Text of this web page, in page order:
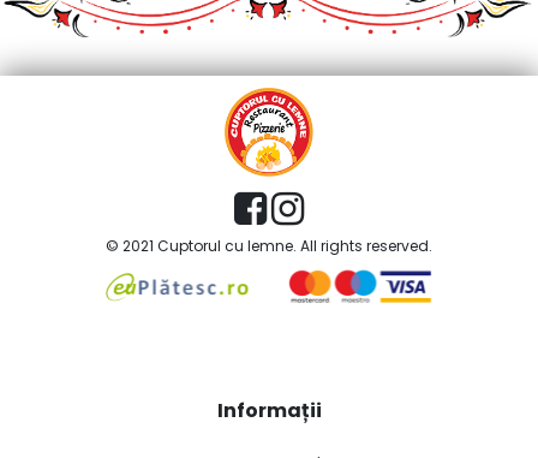
© 2021 Cuptorul cu lemne. All rights reserved.
Informații